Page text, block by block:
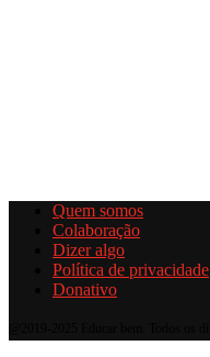
Quem somos
Colaboração
Dizer algo
Política de privacidade
Donativo